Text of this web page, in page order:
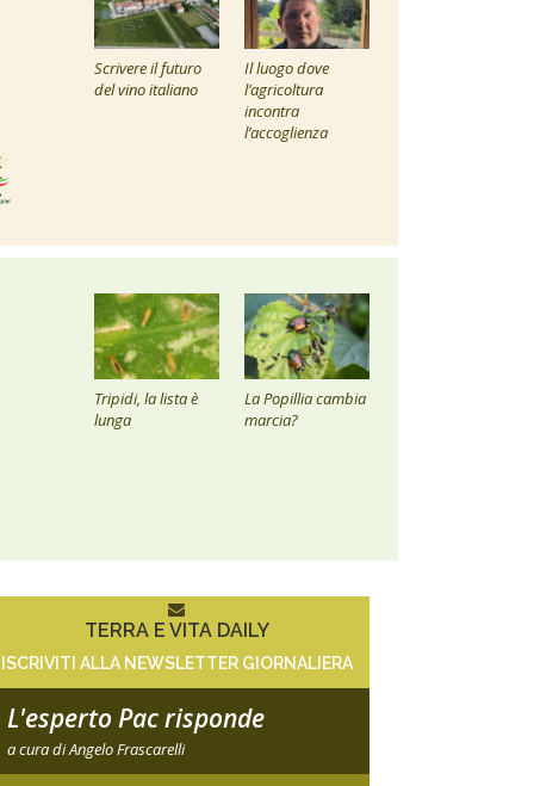
Scrivere il futuro
del vino italiano
Il luogo dove
l’agricoltura
incontra
l’accoglienza
Tripidi, la lista è
lunga
La Popillia cambia
marcia?
TERRA E VITA DAILY
ISCRIVITI ALLA NEWSLETTER GIORNALIERA
L'esperto Pac risponde
a cura di Angelo Frascarelli